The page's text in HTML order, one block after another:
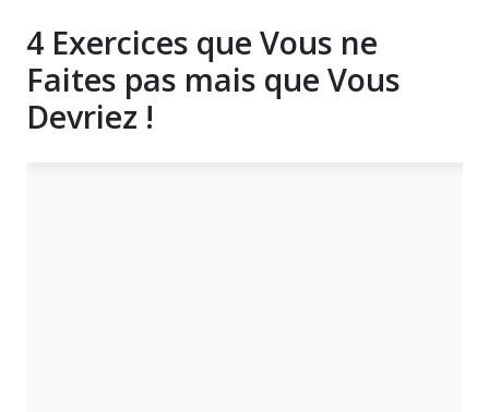
4 Exercices que Vous ne
Faites pas mais que Vous
Devriez !